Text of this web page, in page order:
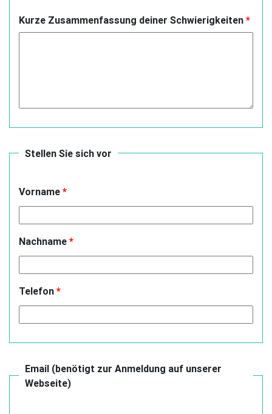
Kurze Zusammenfassung deiner Schwierigkeiten *
Stellen Sie sich vor
Vorname *
Nachname *
Telefon *
Email (benötigt zur Anmeldung auf unserer
Webseite)